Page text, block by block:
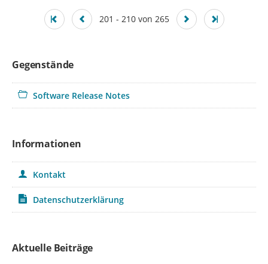
201 - 210 von 265
Gegenstände
Software Release Notes
Informationen
Kontakt
Datenschutzerklärung
Aktuelle Beiträge